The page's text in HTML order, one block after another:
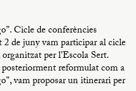
Cicle de conferències
de juny vam participar al cicle
per l’Escola Sert.
reformulat com a
vam proposar un itinerari per